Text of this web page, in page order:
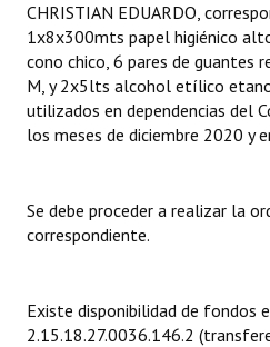
Actas de Sesión
Informes de Unidad
Ejecución Presupuestaria
NORMATIVA
Declaraciones
CHRISTIAN EDUARDO,
1x8x300mts papel higiénico
cono chico, 6 pares de
M, y 2x5lts alcohol etílico
utilizados en dependencias del
los meses de diciembre 2020 y
Se debe proceder a realizar la
correspondiente.
Existe disponibilidad de fondos
2.15.18.27.0036.146.2